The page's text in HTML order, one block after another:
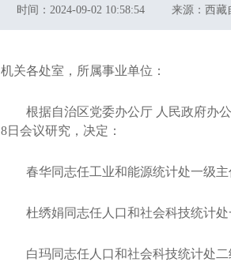
时间： 2024-09-02 10:58:54 来源： 西藏
机关各处室，所属事业单位：
根据自治区党委办公厅 人民政府办
8日会议研究，决定：
春华同志任工业和能源统计处一级
杜绣娟同志任人口和社会科技统计
白玛同志任人口和社会科技统计处